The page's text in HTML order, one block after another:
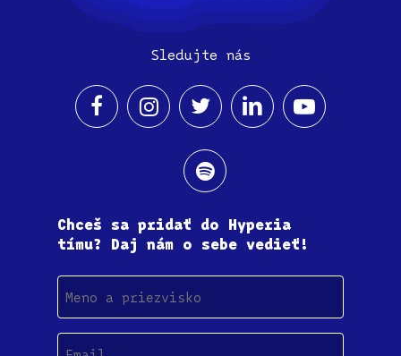
Sledujte nás
Chceš sa pridať do Hyperia
tímu? Daj nám o sebe vedieť!
priezvisko